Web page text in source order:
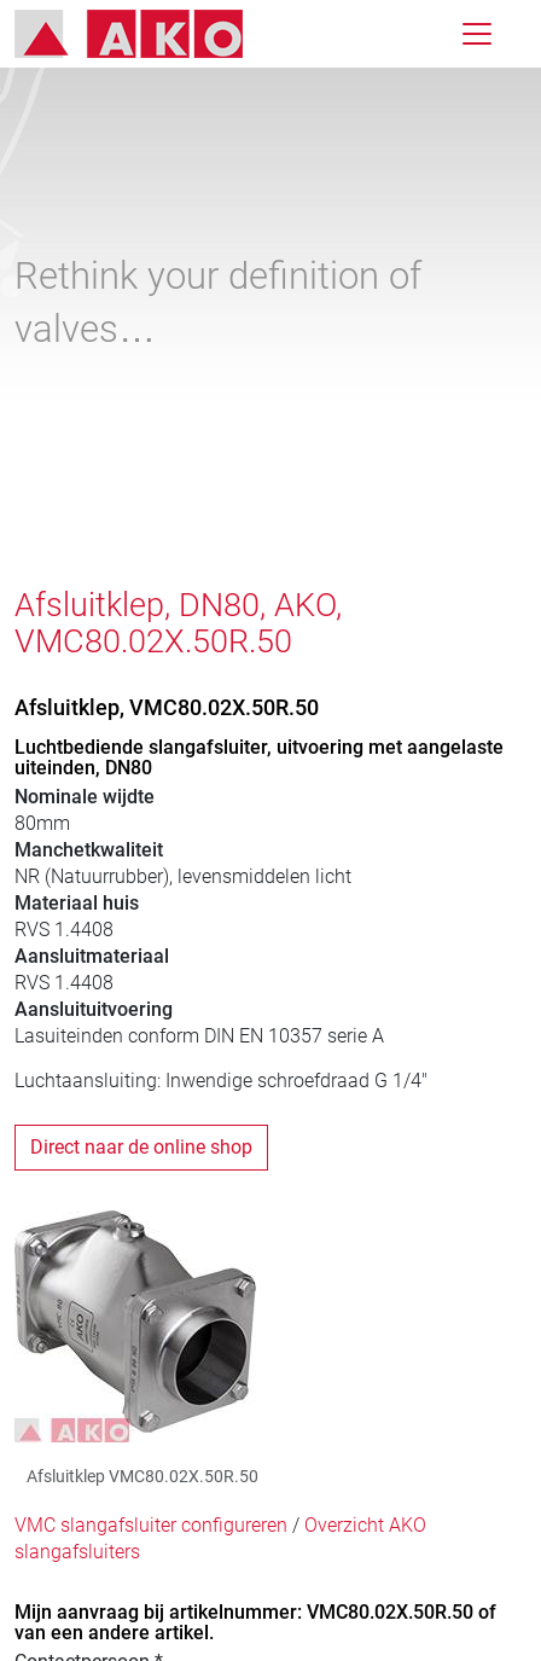
Rethink your definition of
valves…
Afsluitklep, DN80, AKO,
VMC80.02X.50R.50
Afsluitklep, VMC80.02X.50R.50
Luchtbediende slangafsluiter, uitvoering met aangelaste
uiteinden, DN80
Nominale wijdte
80mm
Manchetkwaliteit
NR (Natuurrubber), levensmiddelen licht
Materiaal huis
RVS 1.4408
Aansluitmateriaal
RVS 1.4408
Aansluituitvoering
Lasuiteinden conform DIN EN 10357 serie A
Luchtaansluiting: Inwendige schroefdraad G 1/4"
Direct naar de online shop
Afsluitklep VMC80.02X.50R.50
VMC slangafsluiter configureren / Overzicht AKO
slangafsluiters
Mijn aanvraag bij artikelnummer: VMC80.02X.50R.50 of
van een andere artikel.